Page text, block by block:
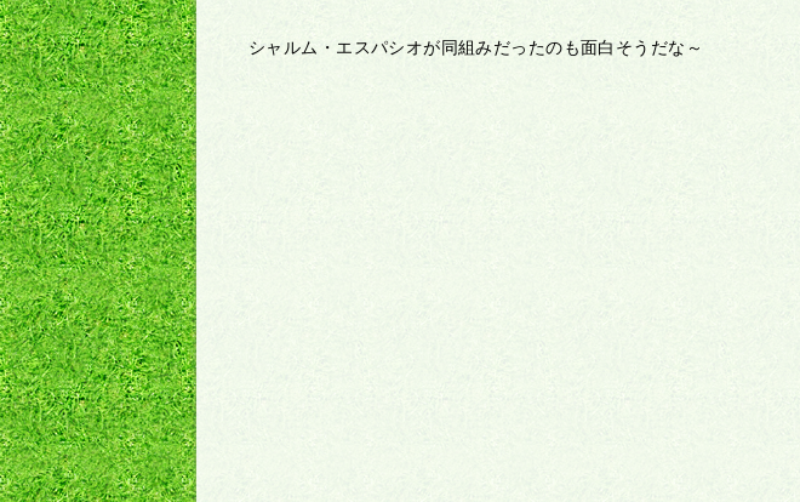
シャルム・エスパシオが同組みだったのも面白そうだな～